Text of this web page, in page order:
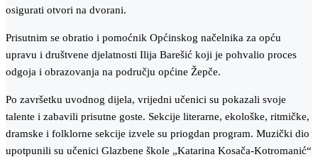
osigurati otvori na dvorani.
Prisutnim se obratio i pomoćnik Općinskog načelnika za opću
upravu i društvene djelatnosti Ilija Barešić koji je pohvalio proces
odgoja i obrazovanja na području općine Žepče.
Po završetku uvodnog dijela, vrijedni učenici su pokazali svoje
talente i zabavili prisutne goste. Sekcije literarne, ekološke, ritmičke,
dramske i folklorne sekcije izvele su priogdan program. Muzički dio
upotpunili su učenici Glazbene škole „Katarina Kosača-Kotromanić“